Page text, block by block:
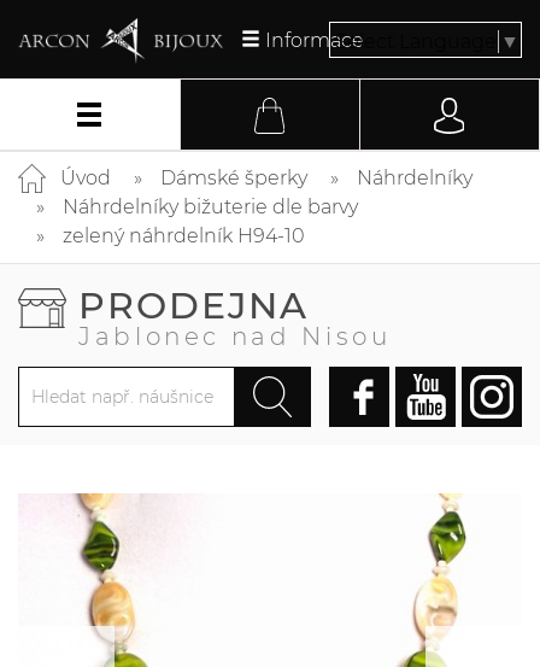
InformaceSelect Language ▼
Úvod Dámské šperky
Náhrdelníky
Náhrdelníky bižuterie dle barvy
zelený náhrdelník H94-10
PRODEJNA
Jablonec nad Nisou